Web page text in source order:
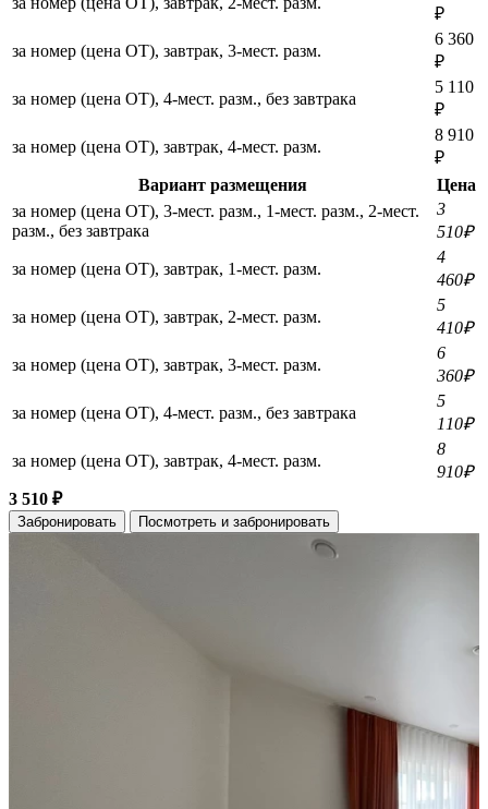
₽
за номер (цена ОТ), завтрак, 3-мест. разм.
6 360
₽
за номер (цена ОТ), 4-мест. разм., без завтрака
5 110
₽
за номер (цена ОТ), завтрак, 4-мест. разм.
8 910
₽
Вариант размещения
Цена
за номер (цена ОТ), 3-мест. разм., 1-мест. разм., 2-мест.
разм., без завтрака
3
510₽
за номер (цена ОТ), завтрак, 1-мест. разм.
4
460₽
за номер (цена ОТ), завтрак, 2-мест. разм.
5
410₽
за номер (цена ОТ), завтрак, 3-мест. разм.
6
360₽
за номер (цена ОТ), 4-мест. разм., без завтрака
5
110₽
за номер (цена ОТ), завтрак, 4-мест. разм.
8
910₽
3 510 ₽
Забронировать Посмотреть и забронировать